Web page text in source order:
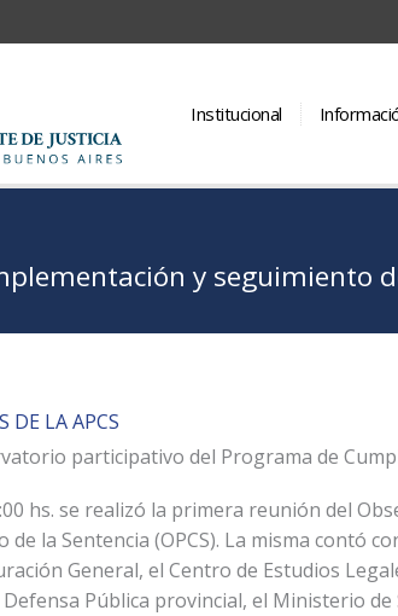
Institucional
y seguimiento
DE LA APCS
participativo del Programa de
hs. se realizó la primera reunión del
la Sentencia (OPCS). La misma contó
General, el Centro de Estudios
Pública provincial, el Ministerio